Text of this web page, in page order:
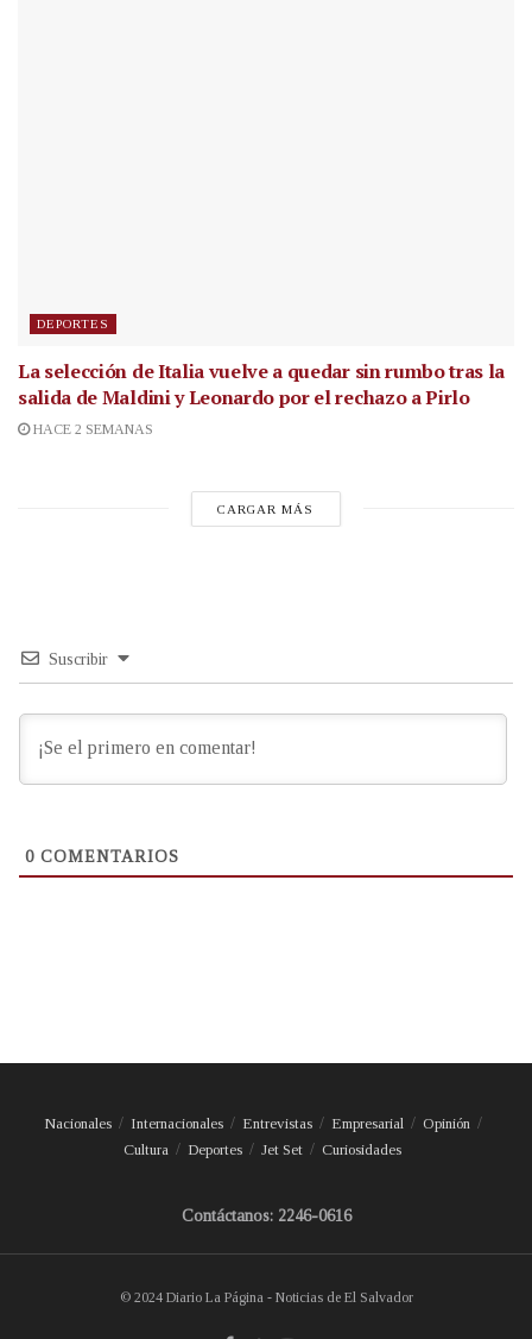
DEPORTES
La selección de Italia vuelve a quedar sin rumbo tras la
salida de Maldini y Leonardo por el rechazo a Pirlo
HACE 2 SEMANAS
CARGAR MÁS
Suscribir
0 COMENTARIOS
Nacionales Internacionales Entrevistas Empresarial
Opinión
Cultura
Deportes Jet Set Curiosidades
Contáctanos: 2246-0616
© 2024 Diario La Página - Noticias de El Salvador